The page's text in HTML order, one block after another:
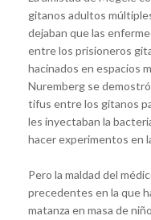
gitanos adultos
dejaban que las
entre los prisioneros
hacinados en espacios
Nuremberg se
tifus entre los gitanos
les inyectaban la
hacer experimentos en
Pero la maldad del
precedentes en la que
matanza en masa de